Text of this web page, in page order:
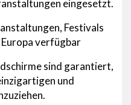
eingesetzt.
Festivals
verfügbar
sind garantiert,
und